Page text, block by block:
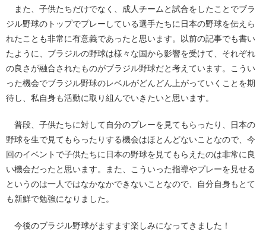
また、子供たちだけでなく、成人チームと試合をしたことでブラ
ジル野球のトップでプレーしている選手たちに日本の野球を伝えら
れたことも非常に有意義であったと思います。以前の記事でも書い
たように、ブラジルの野球は様々な国から影響を受けて、それぞれ
の良さが融合されたものがブラジル野球だと考えています。こうい
った機会でブラジル野球のレベルがどんどん上がっていくことを期
待し、私自身も活動に取り組んでいきたいと思います。
普段、子供たちに対して自分のプレーを見てもらったり、日本の
野球を生で見てもらったりする機会はほとんどないことなので、今
回のイベントで子供たちに日本の野球を見てもらえたのは非常に良
い機会だったと思います。また、こういった指導やプレーを見せる
というのは一人ではなかなかできないことなので、自分自身もとて
も新鮮で勉強になりました。
今後のブラジル野球がますます楽しみになってきました！